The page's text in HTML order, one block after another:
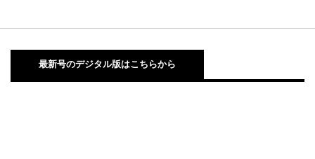
最新号のデジタル版はこちらから